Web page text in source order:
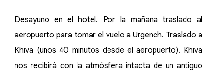
Desayuno en el hotel. Por la mañana traslado al
aeropuerto para tomar el vuelo a Urgench. Traslado a
Khiva (unos 40 minutos desde el aeropuerto). Khiva
nos recibirá con la atmósfera intacta de un antiguo